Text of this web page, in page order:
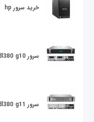
خرید سرور hp
سرور dl380 g10
سرور dl380 g11